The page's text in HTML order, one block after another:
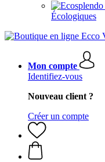
Écologiques
Mon compte
Identifiez-vous
Nouveau client ?
Créer un compte